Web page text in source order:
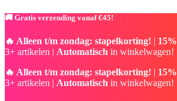
🚚 Gratis verzending vanaf €45!
🔥 Alleen t/m zondag: stapelkorting! | 15%
3+ artikelen | Automatisch in winkelwagen!
🔥 Alleen t/m zondag: stapelkorting! | 15%
3+ artikelen | Automatisch in winkelwagen!